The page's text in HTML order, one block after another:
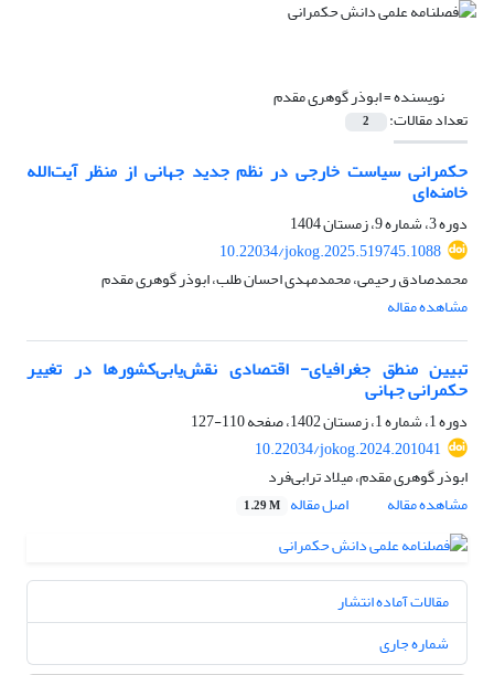
نویسنده =ابوذر گوهری مقدم
تعداد مقالات: 2
حکمرانی سیاست خارجی در نظم جدید جهانی از منظر آیت‌الله
خامنه‌ای
دوره 3، شماره 9، زمستان 1404
10.22034/jokog.2025.519745.1088
محمدصادق رحیمی، محمدمهدی احسان طلب، ابوذر گوهری مقدم
مشاهده مقاله
تبیین منطق جغرافیای- اقتصادی نقش‌یابی‌کشورها در تغییر
حکمرانی جهانی
دوره 1، شماره 1، زمستان 1402، صفحه
110-127
10.22034/jokog.2024.201041
ابوذر گوهری مقدم، میلاد ترابی‌فرد
مشاهده مقاله
اصل مقاله 1.29 M
مقالات آماده انتشار
شماره جاری